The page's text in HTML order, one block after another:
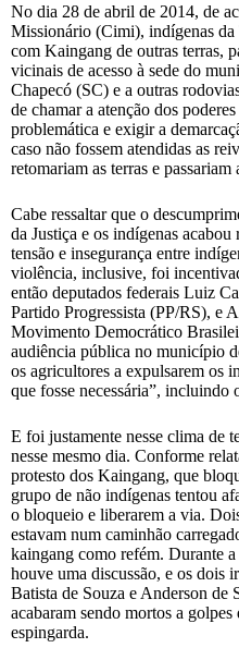
No dia 28 de abril de 2014, de
Missionário (Cimi), indígenas
com Kaingang de outras terras,
vicinais de acesso à sede do
Chapecó (SC) e a outras
de chamar a atenção dos
problemática e exigir a
caso não fossem atendidas as
retomariam as terras e passariam
Cabe ressaltar que o
da Justiça e os indígenas
tensão e insegurança entre
violência, inclusive, foi
então deputados federais Luiz
Partido Progressista (PP/RS), e
Movimento Democrático
audiência pública no município
os agricultores a expulsarem os
que fosse necessária”, incluindo
E foi justamente nesse clima de
nesse mesmo dia. Conforme
protesto dos Kaingang, que
grupo de não indígenas tentou
o bloqueio e liberarem a via.
estavam num caminhão
kaingang como refém. Durante
houve uma discussão, e os dois
Batista de Souza e Anderson de
acabaram sendo mortos a
espingarda.